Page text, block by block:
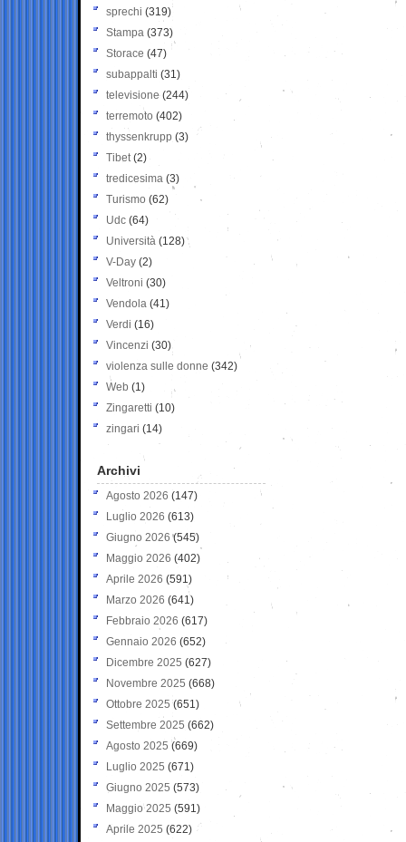
sprechi (319)
Stampa (373)
Storace (47)
subappalti (31)
televisione(244)
terremoto (402)
thyssenkrupp (3)
Tibet(2)
tredicesima (3)
Turismo (62)
Udc (64)
Università (128)
V-Day (2)
Veltroni (30)
Vendola (41)
Verdi (16)
Vincenzi (30)
violenza sulle donne (342)
Web (1)
Zingaretti (10)
zingari (14)
Archivi
Agosto 2026 (147)
Luglio 2026 (613)
Giugno 2026 (545)
Maggio 2026 (402)
Aprile 2026 (591)
Marzo 2026 (641)
Febbraio 2026 (617)
Gennaio 2026 (652)
Dicembre 2025 (627)
Novembre 2025 (668)
Ottobre 2025 (651)
Settembre 2025 (662)
Agosto 2025 (669)
Luglio 2025 (671)
Giugno 2025 (573)
Maggio 2025 (591)
Aprile 2025 (622)